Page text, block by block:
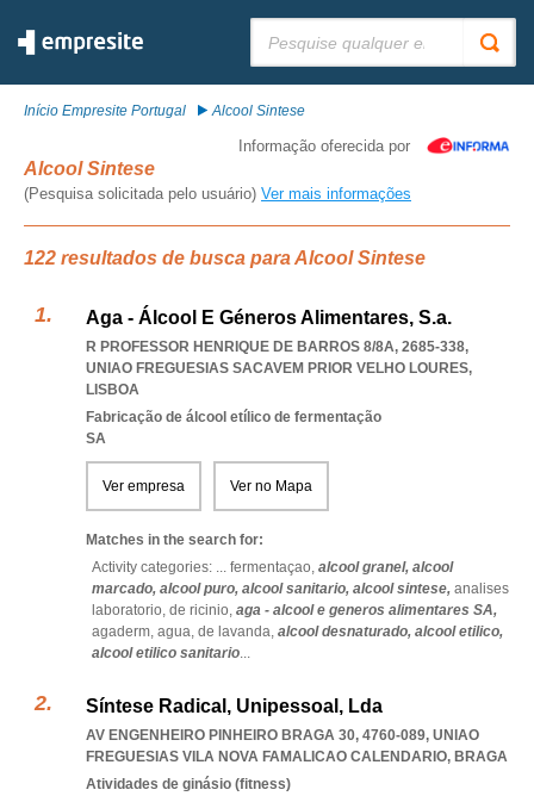
Início Empresite Portugal Alcool Sintese
Informação oferecida por
Alcool Sintese
(Pesquisa solicitada pelo usuário) Ver mais informações
122 resultados de busca para Alcool Sintese
Aga - Álcool E Géneros Alimentares, S.a.
R PROFESSOR HENRIQUE DE BARROS 8/8A, 2685-338,
UNIAO FREGUESIAS SACAVEM PRIOR VELHO LOURES,
LISBOA
Fabricação de álcool etílico de fermentação
SA
Ver empresa Ver no Mapa
Matches in the search for:
Activity categories: ... fermentaçao, alcool granel, alcool
marcado, alcool puro, alcool sanitario, alcool sintese, analises
laboratorio, de ricinio, aga - alcool e generos alimentares SA,
agaderm, agua, de lavanda, alcool desnaturado, alcool etilico,
alcool etilico sanitario...
Síntese Radical, Unipessoal, Lda
AV ENGENHEIRO PINHEIRO BRAGA 30, 4760-089, UNIAO
FREGUESIAS VILA NOVA FAMALICAO CALENDARIO, BRAGA
Atividades de ginásio (fitness)